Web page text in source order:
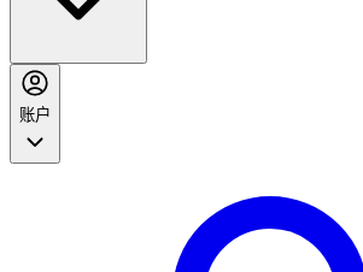
账户